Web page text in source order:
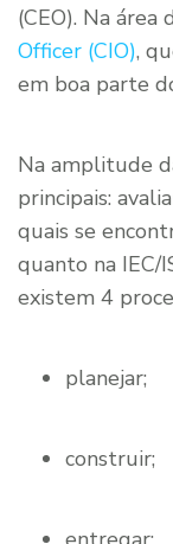
(CEO). Na área
Officer (CIO),
em boa parte
Na amplitude
principais:
quais se
quanto na IEC/
existem 4
planejar;
construir;